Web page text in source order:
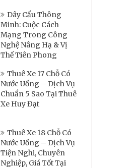
Dây Cẩu Thông
Minh: Cuộc Cách
Mạng Trong Công
Nghệ Nâng Hạ & Vị
Thế Tiên Phong
Thuê Xe 17 Chỗ Có
Nước Uống – Dịch Vụ
Chuẩn 5 Sao Tại Thuê
Xe Huy Đạt
Thuê Xe 18 Chỗ Có
Nước Uống – Dịch Vụ
Tiện Nghi, Chuyên
Nghiệp, Giá Tốt Tại